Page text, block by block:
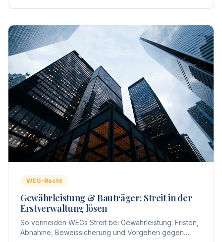
WEG-Recht
Gewährleistung & Bauträger: Streit in der
Erstverwaltung lösen
So vermeiden WEGs Streit bei Gewährleistung: Fristen,
Abnahme, Beweissicherung und Vorgehen gegen